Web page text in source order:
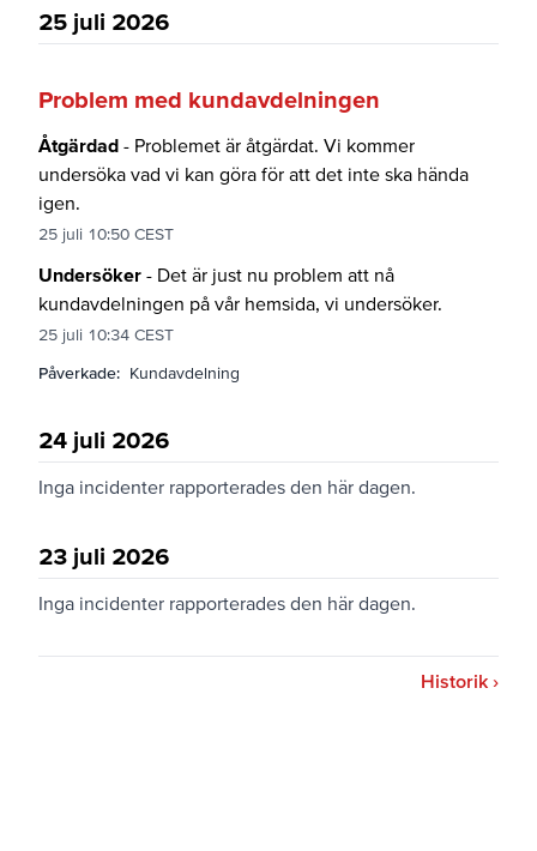
25 juli 2026
Problem med kundavdelningen
Åtgärdad - Problemet är åtgärdat. Vi kommer
undersöka vad vi kan göra för att det inte ska hända
igen.
25 juli 10:50 CEST
Undersöker - Det är just nu problem att nå
kundavdelningen på vår hemsida, vi undersöker.
25 juli 10:34 CEST
Påverkade: Kundavdelning
24 juli 2026
Inga incidenter rapporterades den här dagen.
23 juli 2026
Inga incidenter rapporterades den här dagen.
Historik ›